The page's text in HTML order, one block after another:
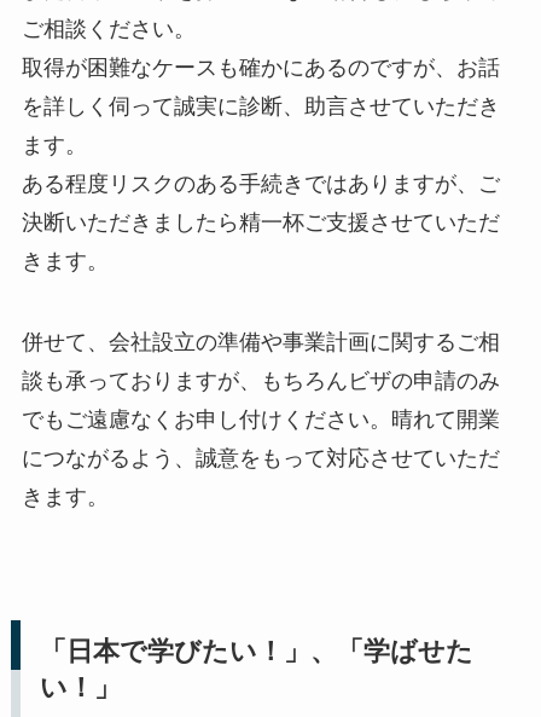
ご相談ください。
取得が困難なケースも確かにあるのですが、お話
を詳しく伺って誠実に診断、助言させていただき
ます。
ある程度リスクのある手続きではありますが、ご
決断いただきましたら精一杯ご支援させていただ
きます。
併せて、会社設立の準備や事業計画に関するご相
談も承っておりますが、もちろんビザの申請のみ
でもご遠慮なくお申し付けください。晴れて開業
につながるよう、誠意をもって対応させていただ
きます。
「日本で学びたい！」、「学ばせた
い！」